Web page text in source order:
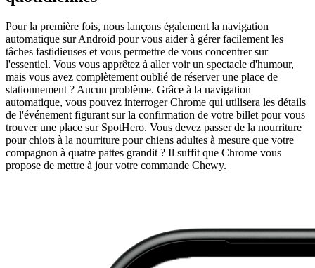
Pour la première fois, nous lançons également la navigation
automatique sur Android pour vous aider à gérer facilement les
tâches fastidieuses et vous permettre de vous concentrer sur
l'essentiel. Vous vous apprêtez à aller voir un spectacle d'humour,
mais vous avez complètement oublié de réserver une place de
stationnement ? Aucun problème. Grâce à la navigation
automatique, vous pouvez interroger Chrome qui utilisera les détails
de l'événement figurant sur la confirmation de votre billet pour vous
trouver une place sur SpotHero. Vous devez passer de la nourriture
pour chiots à la nourriture pour chiens adultes à mesure que votre
compagnon à quatre pattes grandit ? Il suffit que Chrome vous
propose de mettre à jour votre commande Chewy.